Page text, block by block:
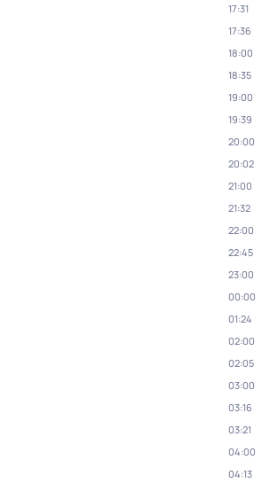
17:31
17:36
18:00
18:35
19:00
19:39
20:00
20:02
21:00
21:32
22:00
22:45
23:00
00:00
01:24
02:00
02:05
03:00
03:16
03:21
04:00
04:13